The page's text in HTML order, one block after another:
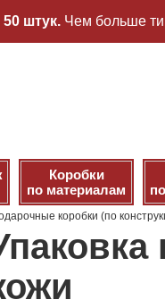
штук. Чем больше
Коробки
по материалам
коробки (по